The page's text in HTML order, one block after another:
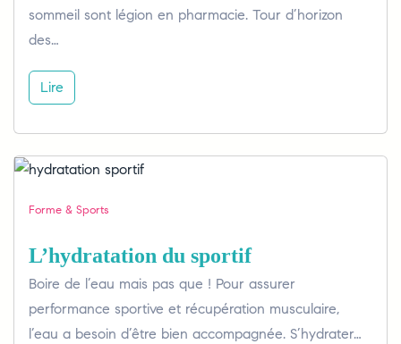
sommeil sont légion en pharmacie. Tour d’horizon
des…
Lire
Forme & Sports
L’hydratation du sportif
Boire de l’eau mais pas que ! Pour assurer
performance sportive et récupération musculaire,
l’eau a besoin d’être bien accompagnée. S’hydrater…